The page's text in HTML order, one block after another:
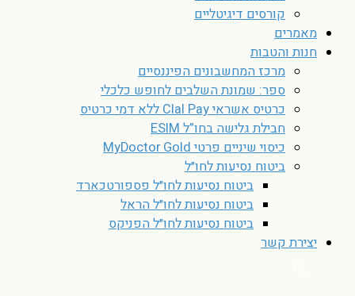
קורסים דיגיטליים
מאמרים
חנות והטבות
מרכז המחשבונים הפיננסיים
ספר: שמונת השלבים לחופש כלכלי
כרטיס אשראי Clal Pay ללא דמי כרטיס
חבילת גלישה בחו”ל ESIM
כיסוי שיניים פרטי MyDoctor Gold
ביטוח נסיעות לחו״ל
ביטוח נסיעות לחו״ל פספורטכארד
ביטוח נסיעות לחו״ל הראל
ביטוח נסיעות לחו״ל הפניקס
יצירת קשר